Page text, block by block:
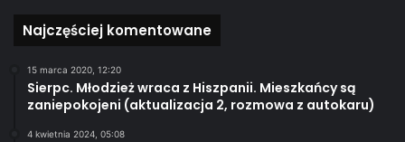
Najczęściej komentowane
15 marca 2020, 12:20
Sierpc. Młodzież wraca z Hiszpanii. Mieszkańcy są
zaniepokojeni (aktualizacja 2, rozmowa z autokaru)
4 kwietnia 2024, 05:08